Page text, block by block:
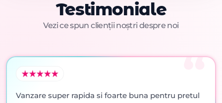
Testimoniale
Vezi ce spun clienții noștri despre noi
Vanzare super rapida si foarte buna pentru pretul